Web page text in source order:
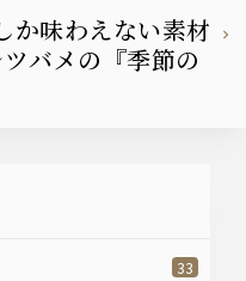
か味わえない素材
バメの『季節の
33